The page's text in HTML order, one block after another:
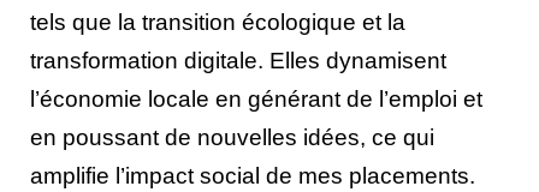
tels que la transition écologique et la
transformation digitale. Elles dynamisent
l’économie locale en générant de l’emploi et
en poussant de nouvelles idées, ce qui
amplifie l’impact social de mes placements.